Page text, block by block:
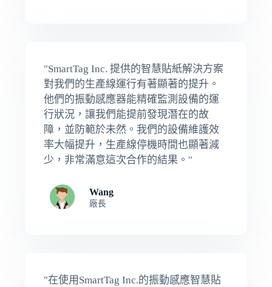
"SmartTag Inc. 提供的智慧貼紙解決方案
對我們的生產線運行有著顯著的提升。
他們的振動感應器能精確監測設備的運
行狀況，讓我們能提前發現潛在的故
障，並防範於未然。我們的設備維護效
率大幅提升，生產線停機時間也顯著減
少，非常滿意這次合作的結果。"
Wang
廠長
"在使用SmartTag Inc.的振動感應智慧貼